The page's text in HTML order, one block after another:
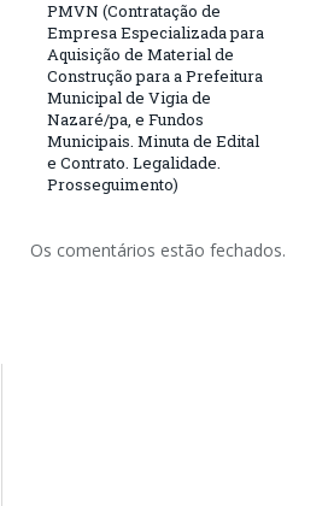
PMVN (Contratação de
Empresa Especializada para
Aquisição de Material de
Construção para a Prefeitura
Municipal de Vigia de
Nazaré/pa, e Fundos
Municipais. Minuta de Edital
e Contrato. Legalidade.
Prosseguimento)
Os comentários estão fechados.